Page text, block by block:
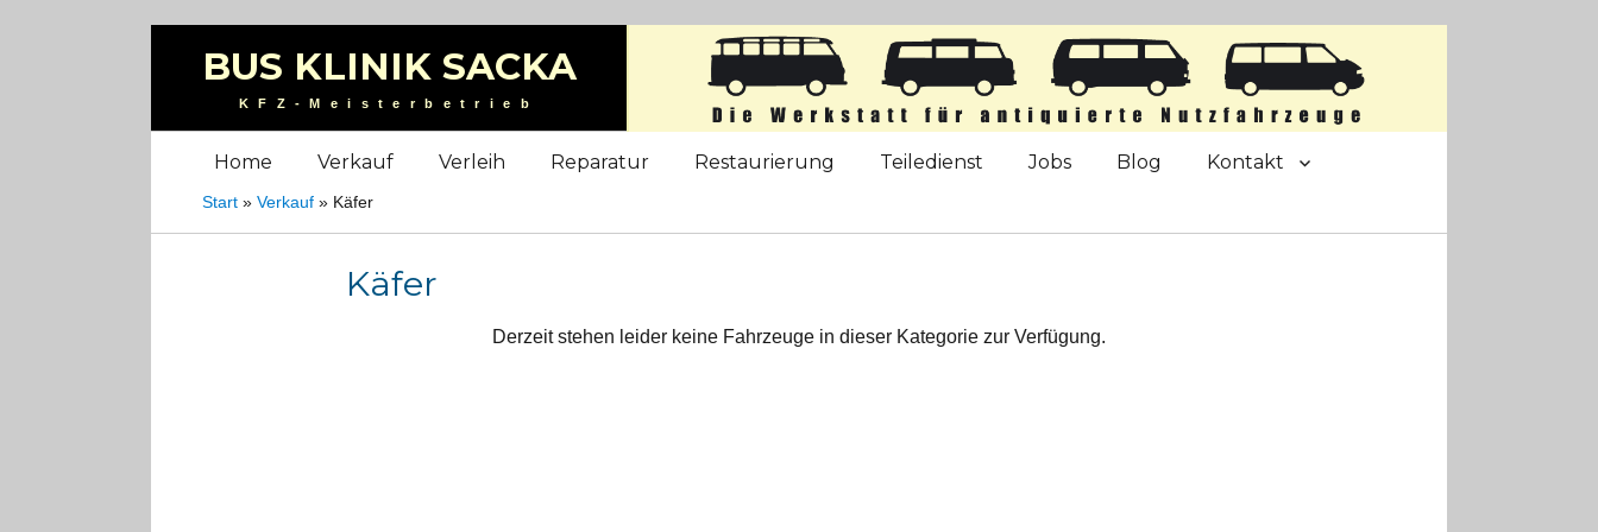
BUS KLINIK SACKA
KFZ-Meisterbetrieb
Home Verkauf Verleih Reparatur Restaurierung Teiledienst Jobs Blog Kontakt
Start »Verkauf » Käfer
Käfer
Derzeit stehen leider keine Fahrzeuge in dieser Kategorie zur Verfügung.